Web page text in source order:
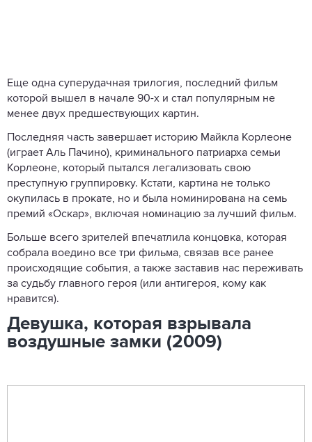
Еще одна суперудачная трилогия, последний фильм
которой вышел в начале 90-х и стал популярным не
менее двух предшествующих картин.
Последняя часть завершает историю Майкла Корлеоне
(играет Аль Пачино), криминального патриарха семьи
Корлеоне, который пытался легализовать свою
преступную группировку. Кстати, картина не только
окупилась в прокате, но и была номинирована на семь
премий «Оскар», включая номинацию за лучший фильм.
Больше всего зрителей впечатлила концовка, которая
собрала воедино все три фильма, связав все ранее
происходящие события, а также заставив нас переживать
за судьбу главного героя (или антигероя, кому как
нравится).
Девушка, которая взрывала
воздушные замки (2009)